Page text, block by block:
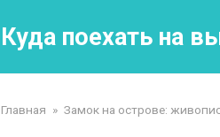
Куда поехать на
Главная » Замок на острове: